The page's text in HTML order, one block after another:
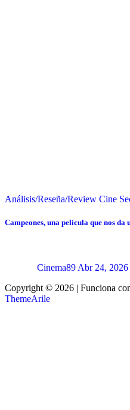
Análisis/Reseña/Review Cine
Campeones, una película que nos da
Cinema89 Abr 24, 2026
Copyright © 2026 | Funciona
ThemeArile